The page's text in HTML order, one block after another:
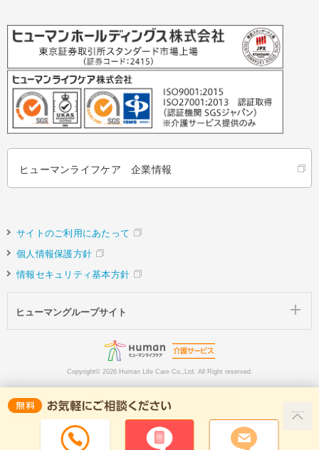
ヒューマンライフケア 企業情報
サイトのご利用にあたって
個人情報保護方針
情報セキュリティ基本方針
ヒューマングループサイト
Copyright© 2026 Human Life Care Co.,Ltd. All Right reserved.